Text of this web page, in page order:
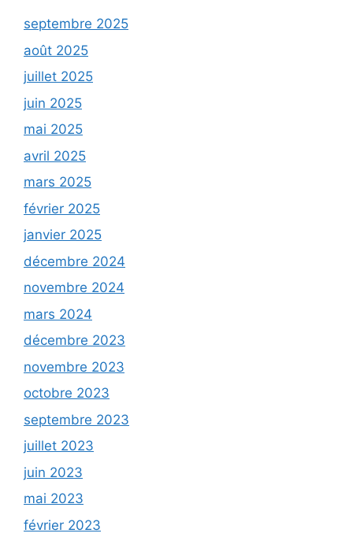
septembre 2025
août 2025
juillet 2025
juin 2025
mai 2025
avril 2025
mars 2025
février 2025
janvier 2025
décembre 2024
novembre 2024
mars 2024
décembre 2023
novembre 2023
octobre 2023
septembre 2023
juillet 2023
juin 2023
mai 2023
février 2023